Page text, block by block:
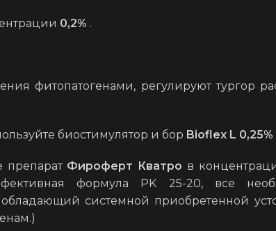
0,2% .
фитопатогенами, регулируют тургор
биостимулятор и бор Bioflex L
препарат Фироферт Кватро в
формула PK 25-20, все
системной приобретенной